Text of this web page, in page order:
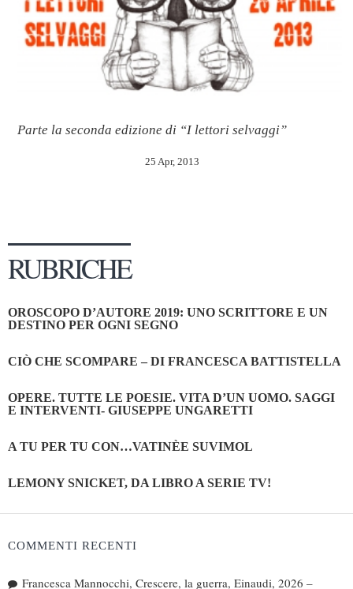
Parte la seconda edizione di “I lettori selvaggi”
25 Apr, 2013
RUBRICHE
OROSCOPO D’AUTORE 2019: UNO SCRITTORE E UN
DESTINO PER OGNI SEGNO
CIÒ CHE SCOMPARE – DI FRANCESCA BATTISTELLA
OPERE. TUTTE LE POESIE. VITA D’UN UOMO. SAGGI
E INTERVENTI- GIUSEPPE UNGARETTI
A TU PER TU CON…VATINÈE SUVIMOL
LEMONY SNICKET, DA LIBRO A SERIE TV!
COMMENTI RECENTI
Francesca Mannocchi, Crescere, la guerra, Einaudi, 2026 –